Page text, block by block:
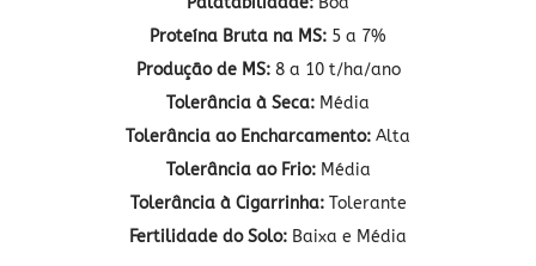
Proteína Bruta na MS: 5 a 7%
Produção de MS:8 a 10 t/ha/ano
Tolerância à Seca: Média
Tolerância ao Encharcamento: Alta
Tolerância ao Frio:Média
Tolerância à Cigarrinha:Tolerante
Fertilidade do Solo: Baixa e Média